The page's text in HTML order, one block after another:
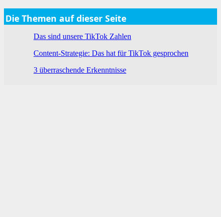
Die Themen auf dieser Seite
Das sind unsere TikTok Zahlen
Content-Strategie: Das hat für TikTok gesprochen
3 überraschende Erkenntnisse